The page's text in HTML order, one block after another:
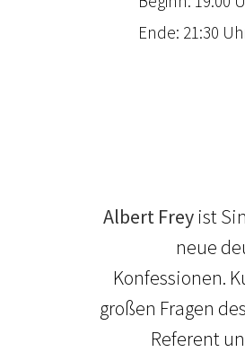
Ende: 21:30
Albert Frey ist
neue
Konfessionen.
großen Fragen
Referent